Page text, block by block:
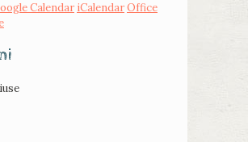
Calendar iCalendarOffice